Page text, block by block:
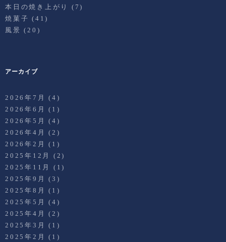
本日の焼き上がり
(7)
焼菓子 (41)
風景 (20)
アーカイブ
2026年7月
(4)
2026年6月
(1)
2026年5月
(4)
2026年4月
(2)
2026年2月
(1)
2025年12月
(2)
2025年11月
(1)
2025年9月
(3)
2025年8月
(1)
2025年5月
(4)
2025年4月
(2)
2025年3月
(1)
2025年2月
(1)